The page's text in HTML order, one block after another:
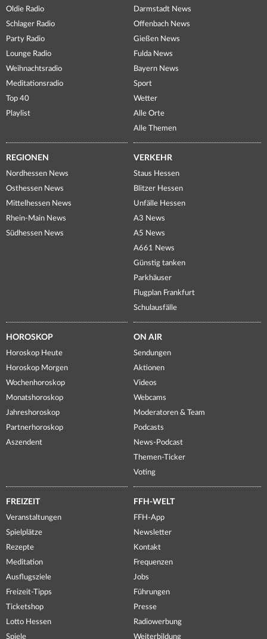
Oldie Radio
Schlager Radio
Party Radio
Lounge Radio
Weihnachtsradio
Meditationsradio
Top 40
Playlist
Darmstadt News
Offenbach News
Gießen News
Fulda News
Bayern News
Sport
Wetter
Alle Orte
Alle Themen
REGIONEN
Nordhessen News
Osthessen News
Mittelhessen News
Rhein-Main News
Südhessen News
VERKEHR
Staus Hessen
Blitzer Hessen
Unfälle Hessen
A3 News
A5 News
A661 News
Günstig tanken
Parkhäuser
Flugplan Frankfurt
Schulausfälle
HOROSKOP
Horoskop Heute
Horoskop Morgen
Wochenhoroskop
Monatshoroskop
Jahreshoroskop
Partnerhoroskop
Aszendent
ON AIR
Sendungen
Aktionen
Videos
Webcams
Moderatoren & Team
Podcasts
News-Podcast
Themen-Ticker
Voting
FREIZEIT
Veranstaltungen
Spielplätze
Rezepte
Meditation
Ausflugsziele
Freizeit-Tipps
Ticketshop
Lotto Hessen
Spiele
FFH-WELT
FFH-App
Newsletter
Kontakt
Frequenzen
Jobs
Führungen
Presse
Radiowerbung
Weiterbildung